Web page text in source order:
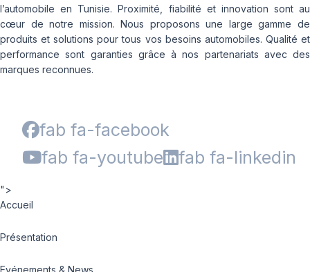
l’automobile en Tunisie. Proximité, fiabilité et innovation sont au
cœur de notre mission. Nous proposons une large gamme de
produits et solutions pour tous vos besoins automobiles. Qualité et
performance sont garanties grâce à nos partenariats avec des
marques reconnues.
fab fa-facebook
fab fa-youtube
fab fa-linkedin
">
Accueil
Présentation
Evénements & News